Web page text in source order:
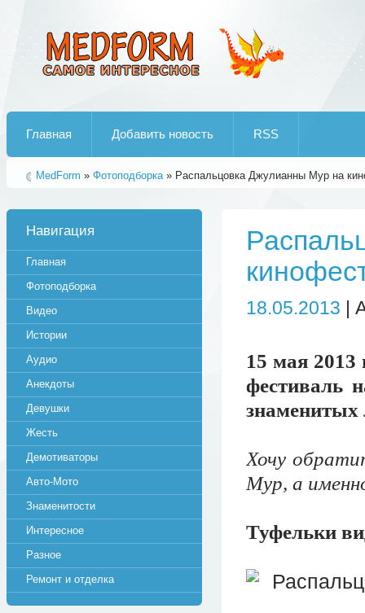
Главная Добавить новость RSS
MedForm » Фотоподборка» Распальцовка Джулианны Мур на
18.05.2013 |
15 мая 2013
фестиваль
знаменитых
Хочу
Мур, а
Туфельки
Навигация
Главная
Фотоподборка
Видео
Истории
Аудио
Анекдоты
Девушки
Жесть
Демотиваторы
Авто-Мото
Знаменитости
Интересное
Разное
Ремонт и отделка